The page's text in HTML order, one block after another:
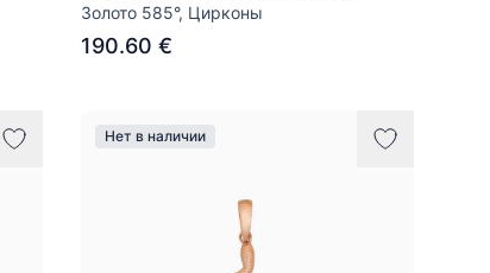
Золото 585°, Цирконы
190.60 €
Нет в наличии